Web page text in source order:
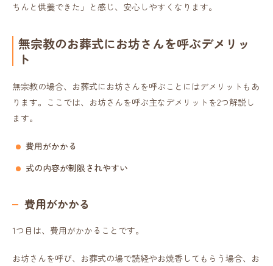
ちんと供養できた」と感じ、安心しやすくなります。
無宗教のお葬式にお坊さんを呼ぶデメリッ
ト
無宗教の場合、お葬式にお坊さんを呼ぶことにはデメリットもあ
ります。ここでは、お坊さんを呼ぶ主なデメリットを2つ解説し
ます。
費用がかかる
式の内容が制限されやすい
費用がかかる
1つ目は、費用がかかることです。
お坊さんを呼び、お葬式の場で読経やお焼香してもらう場合、お